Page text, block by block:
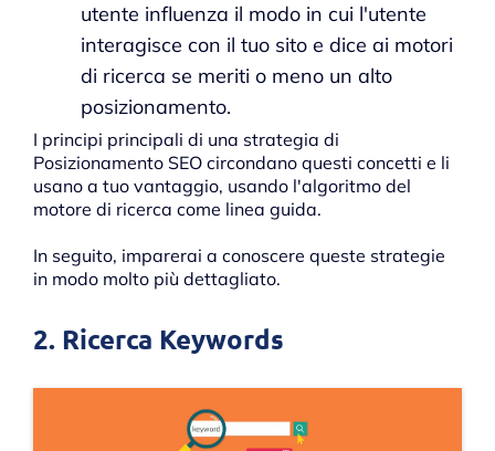
utente influenza il modo in cui l'utente
interagisce con il tuo sito e dice ai motori
di ricerca se meriti o meno un alto
posizionamento.
I principi principali di una strategia di
Posizionamento SEO circondano questi concetti e li
usano a tuo vantaggio, usando l'algoritmo del
motore di ricerca come linea guida.
In seguito, imparerai a conoscere queste strategie
in modo molto più dettagliato.
2. Ricerca Keywords